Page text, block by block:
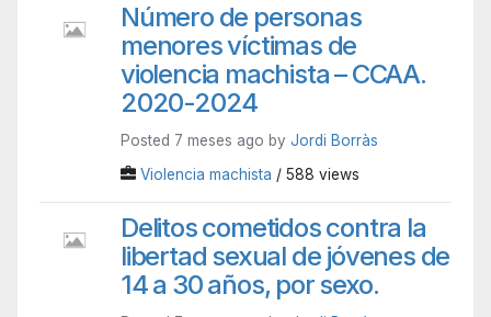
Número de personas
menores víctimas de
violencia machista – CCAA.
2020-2024
Posted 7 meses ago by Jordi Borràs
Violencia machista / 588 views
Delitos cometidos contra la
libertad sexual de jóvenes de
14 a 30 años, por sexo.